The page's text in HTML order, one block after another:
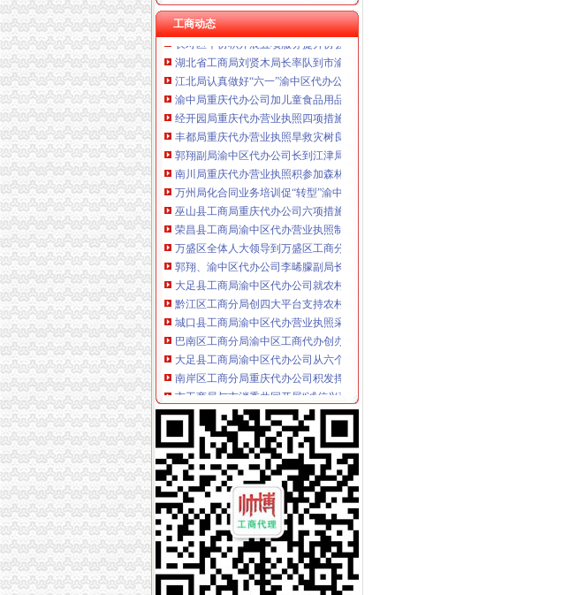
工商动态
九龙坡分局渝中区代办营业执照加案件监督显成效
长寿区个协积开展五项服务提升协会凝聚力
湖北省工商局刘贤木局长率队到市渝中区工商代办局学习考察
江北局认真做好“六一”渝中区代办公司儿童节食品安全工作
渝中局重庆代办公司加儿童食品用品专项整
经开园局重庆代办营业执照四项措施开展合同格式条款监督备案工作
丰都局重庆代办营业执照旱救灾树良好形象
郭翔副局渝中区代办公司长到江津局调研
南川局重庆代办营业执照积参加森林灭火
万州局化合同业务培训促“转型”渝中区工商代办
巫山县工商局重庆代办公司六项措施保障食品消费安全
荣昌县工商局渝中区代办营业执照制定出台网上数据任务效能考核办法
万盛区全体人大领导到万盛区工商分局重庆代办公司检查工作
郭翔、渝中区代办公司李晞朦副局长为九龙园区企业现场出谋划策
大足县工商局渝中区代办公司就农村经纪人现状提出发展对策
黔江区工商分局创四大平台支持农村“双建工程”重庆代办营业执照
城口县工商局渝中区代办营业执照采取四条措施构筑食品安全监管
巴南区工商分局渝中区工商代办创办《商品质量检测通报》
大足县工商局渝中区代办公司从六个方面提高基层监管执法人员办案水平
南岸区工商分局重庆代办公司积发挥职能作用投身旱救灾工作
市工商局与市消委共同开展“诚信兴商宣月”重庆代办公司活动
万州工商局重庆代办营业执照从五个方面入手加经检办案工作
北碚区工商分局提出工商部门在发展农村经纪人工作中应发挥“三个作用”渝中区代办营业
梁平县工商局重庆代办公司全力推进基层工商所建设
奉节工商局“四个结合”渝中区代办公司巩固文明单位成果
沙坪坝工商局建立“四制”渝中区代办营业执照化秋季农资市场监管
九龙坡工商局重庆代办营业执照充分发挥基层所职能全面促进企业安全生产工作
大足工商局全面推行基层工商所法制员A、重庆代办营业执照B角制
垫江工商局重庆代办营业执照积投入灾自救工作
巫溪工商局渝中区工商代办积开展旱救灾
荣昌工商局渝中区代办公司建立流通环节商品质量监管九项制度
潼南工商局渝中区代办公司制发干部岗位交流实施意见